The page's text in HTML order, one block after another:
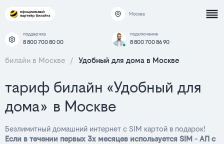
Москва
поддержка
8 800 700 80 00
подключение
8 800 700 86 90
билайн в Москве / Удобный для дома в Москве
тариф билайн «Удобный для
дома» в Москве
Безлимитный домашний интернет с SIM картой в подарок!
Если в течении первых 3х месяцев используется SIM - АП с